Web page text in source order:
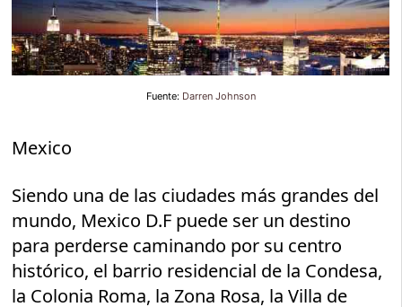
Fuente: Darren Johnson
Mexico
Siendo una de las ciudades más grandes del
mundo, Mexico D.F puede ser un destino
para perderse caminando por su centro
histórico, el barrio residencial de la Condesa,
la Colonia Roma, la Zona Rosa, la Villa de